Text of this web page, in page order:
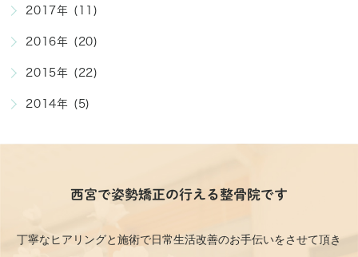
2017年 (11)
2016年 (20)
2015年 (22)
2014年 (5)
西宮で姿勢矯正の行える整骨院です
丁寧なヒアリングと施術で日常生活改善のお手伝いをさせて頂き